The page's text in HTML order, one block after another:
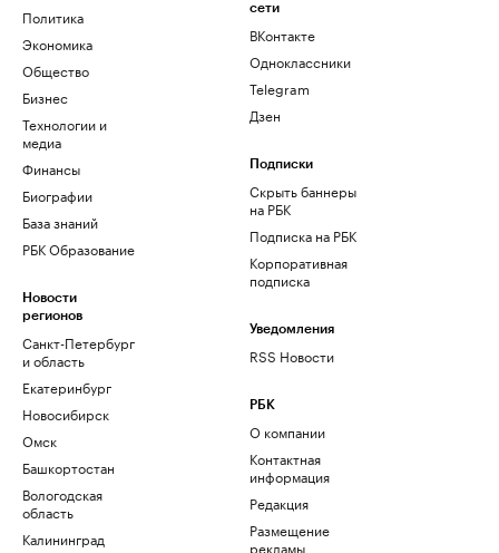
Политика
Экономика
Общество
Бизнес
Технологии и
медиа
Финансы
Биографии
База знаний
РБК Образование
Новости
регионов
Санкт-Петербург
и область
Екатеринбург
Новосибирск
Омск
Башкортостан
Вологодская
область
Калининград
сети
ВКонтакте
Одноклассники
Telegram
Дзен
Подписки
Скрыть баннеры
на РБК
Подписка на РБК
Корпоративная
подписка
Уведомления
RSS Новости
РБК
О компании
Контактная
информация
Редакция
Размещение
рекламы